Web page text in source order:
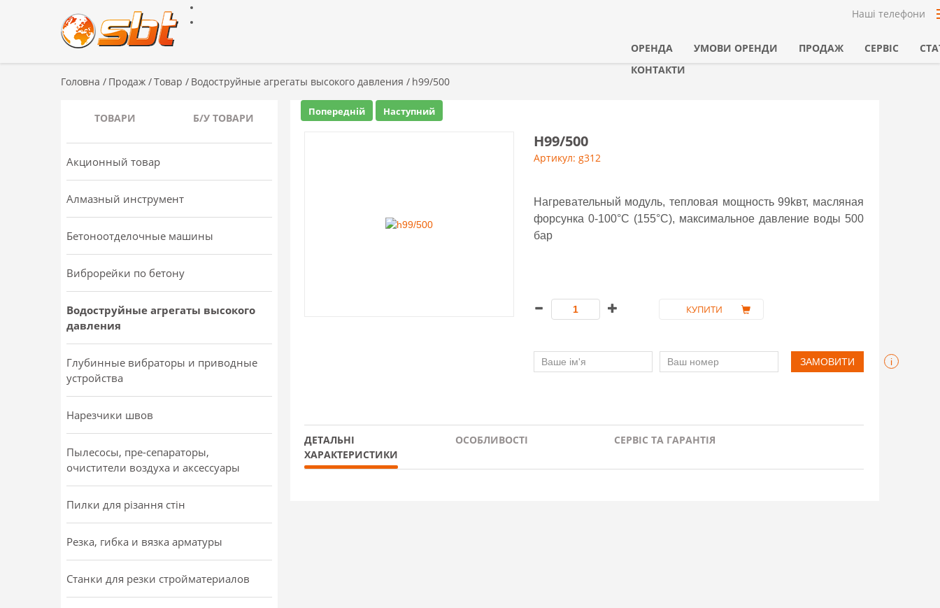
Наші телефони
ОРЕНДА УМОВИ ОРЕНДИ ПРОДАЖ СЕРВІС
КОНТАКТИ
Головна / Продаж /Товар / Водоструйные агрегаты высокого давления / h99/500
ТОВАРИ Б/У ТОВАРИ
Акционный товар
Алмазный инструмент
Бетоноотделочные машины
Виброрейки по бетону
Водоструйные агрегаты высокого
давления
Глубинные вибраторы и приводные
устройства
Нарезчики швов
Пылесосы, пре-сепараторы,
очистители воздуха и аксессуары
Пилки для різання стін
Резка, гибка и вязка арматуры
Станки для резки стройматериалов
Попередній Наступний
H99/500
Артикул: g312
Нагревательный модуль, тепловая мощность 99kвт, масляная
форсунка 0-100°С (155°С), максимальное давление воды 500
бар
КУПИТИ
ЗАМОВИТИ i
ДЕТАЛЬНІ
ХАРАКТЕРИСТИКИ
ОСОБЛИВОСТІ СЕРВІС ТА ГАРАНТІЯ